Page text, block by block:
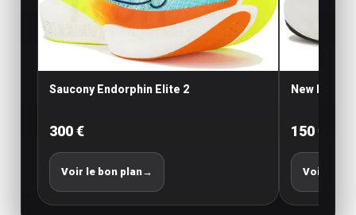
Saucony Endorphin Elite 2
300 €
Voir le bon plan→
New
150 €
Voir le